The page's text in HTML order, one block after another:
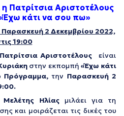
Πατρίτσια Αριστοτέλους
κάτι να σου πω»
2 Δεκεμβρίου 2022,
19:00
Πατρίτσια Αριστοτέλους
είναι
στην εκπομπή«Έχω κάτι
Πρόγραμμα,την Παρασκευή 2
Μελέτης Ηλίας μιλάει για τη
και μοιράζεται τις δικές του